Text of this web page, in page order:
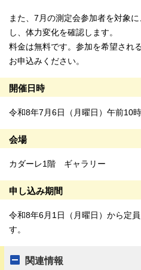
また、7月の測定会参加者を対象
し、体力変化を確認します。
料金は無料です。参加を希望され
お申込みください。
開催日時
令和8年7月6日（月曜日）午前10
会場
カダーレ1階 ギャラリー
申し込み期間
令和8年6月1日（月曜日）から定
す。
関連情報